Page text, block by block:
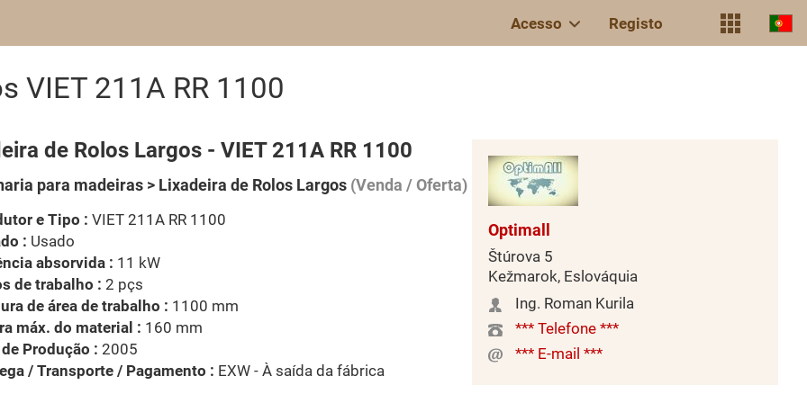
Acesso Registo
VIET 211A RR 1100
de Rolos Largos - VIET 211A RR 1100
para madeiras > Lixadeira de Rolos Largos (Venda / Oferta)
e Tipo : VIET 211A RR 1100
: Usado
absorvida : 11 kW
de trabalho : 2 pçs
de área de trabalho : 1100 mm
máx. do material : 160 mm
Produção : 2005
/ Transporte / Pagamento : EXW - À saída da fábrica
Optimall
Štúrova 5
Kežmarok, Eslováquia
Ing. Roman Kurila
*** Telefone ***
*** E-mail ***